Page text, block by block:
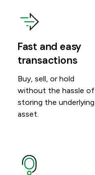
Fast and easy
transactions
Buy, sell, or hold
without the hassle of
storing the underlying
asset.